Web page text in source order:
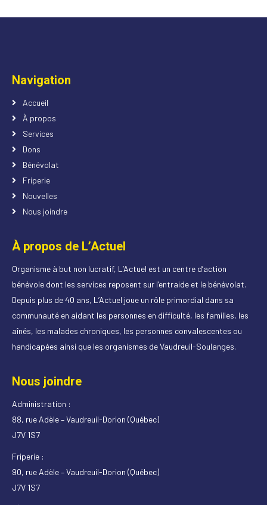
Navigation
Accueil
À propos
Services
Dons
Bénévolat
Friperie
Nouvelles
Nous joindre
À propos de L’Actuel
Organisme à but non lucratif, L’Actuel est un centre d’action
bénévole dont les services reposent sur l’entraide et le bénévolat.
Depuis plus de 40 ans, L’Actuel joue un rôle primordial dans sa
communauté en aidant les personnes en difficulté, les familles, les
aînés, les malades chroniques, les personnes convalescentes ou
handicapées ainsi que les organismes de Vaudreuil-Soulanges.
Nous joindre
Administration :
88, rue Adèle – Vaudreuil-Dorion (Québec)
J7V 1S7
Friperie :
90, rue Adèle – Vaudreuil-Dorion (Québec)
J7V 1S7